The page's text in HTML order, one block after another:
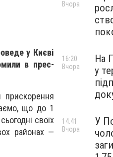
у Києві
в прес-
прискорення
що до 1
своїх
районах —
Вчора
На
у
16:20
Вчора
У
14:41
Вчора